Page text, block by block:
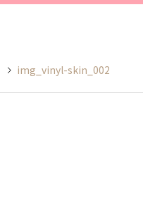
img_vinyl-skin_002